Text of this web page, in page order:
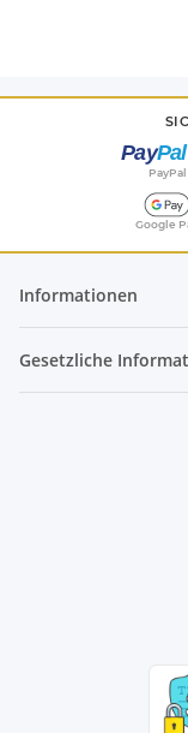
PayPal
Google
Informationen
Gesetzliche